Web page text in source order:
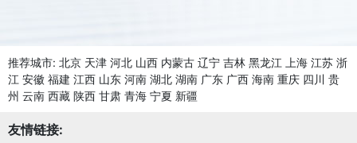
推荐城市: 北京 天津 河北 山西 内蒙古 辽宁 吉林 黑龙江 上海 江苏 浙
江 安徽 福建 江西 山东 河南 湖北 湖南 广东 广西 海南 重庆 四川 贵
州 云南 西藏 陕西 甘肃 青海 宁夏 新疆
友情链接: